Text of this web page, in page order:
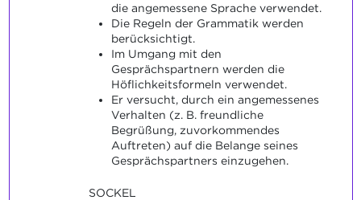
die angemessene Sprache verwendet.
Die Regeln der Grammatik werden
berücksichtigt.
Im Umgang mit den
Gesprächspartnern werden die
Höflichkeitsformeln verwendet.
Er versucht, durch ein angemessenes
Verhalten (z. B. freundliche
Begrüßung, zuvorkommendes
Auftreten) auf die Belange seines
Gesprächspartners einzugehen.
SOCKEL